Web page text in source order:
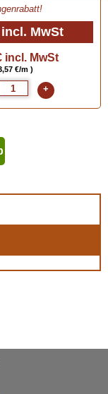
incl. MwSt
incl. MwSt
€/m )
+